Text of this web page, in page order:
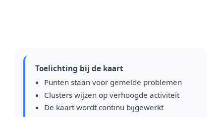
Toelichting bij de kaart
Punten staan voor gemelde problemen
Clusters wijzen op verhoogde activiteit
De kaart wordt continu bijgewerkt